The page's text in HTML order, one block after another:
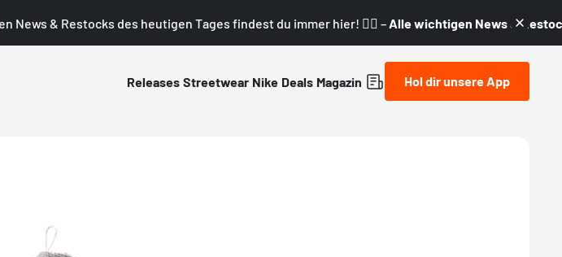
News & Restocks des heutigen Tages findest du immer hier! 👇🏼 – Alle wichtigen News &
Releases Streetwear Nike Deals Magazin Hol dir unsere App